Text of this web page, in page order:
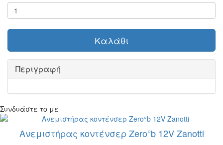
Καλάθι
Περιγραφή
Συνδυάστε το με
Ανεμιστήρας κοντένσερ Zero°b 12V Zanotti